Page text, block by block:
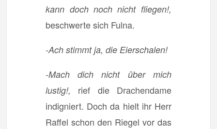
kann doch noch nicht fliegen!,
beschwerte sich Fulna.
-Ach stimmt ja, die Eierschalen!
-Mach dich nicht über mich
lustig!, rief die Drachendame
indigniert. Doch da hielt ihr Herr
Raffel schon den Riegel vor das